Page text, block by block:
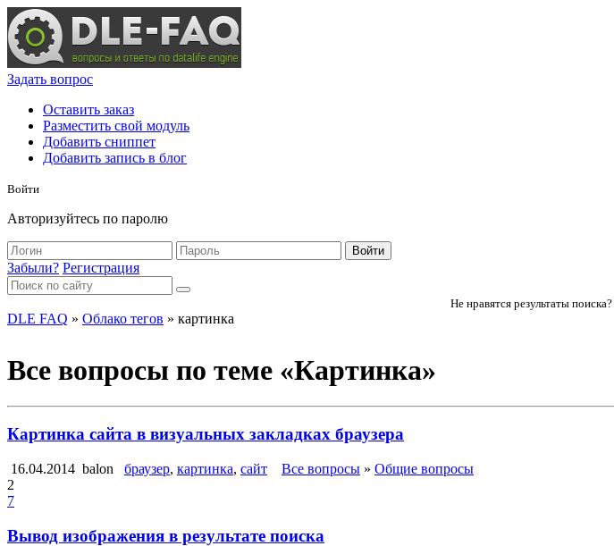
Задать вопрос
Оставить заказ
Разместить свой модуль
Добавить сниппет
Добавить запись в блог
Войти
Авторизуйтесь по паролю
Войти
Забыли? Регистрация
Не нравятся результаты поиска?
DLE FAQ » Облако тегов » картинка
Все вопросы по теме «Картинка»
Картинка сайта в визуальных закладках браузера
16.04.2014 balon браузер, картинка, сайт Все вопросы » Общие вопросы
2
7
Вывод изображения в результате поиска